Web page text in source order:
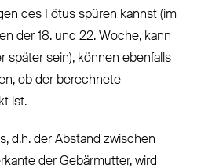
des Fötus spüren kannst (im
der 18. und 22. Woche, kann
später sein), können ebenfalls
ob der berechnete
ist.
d.h. der Abstand zwischen
der Gebärmutter, wird